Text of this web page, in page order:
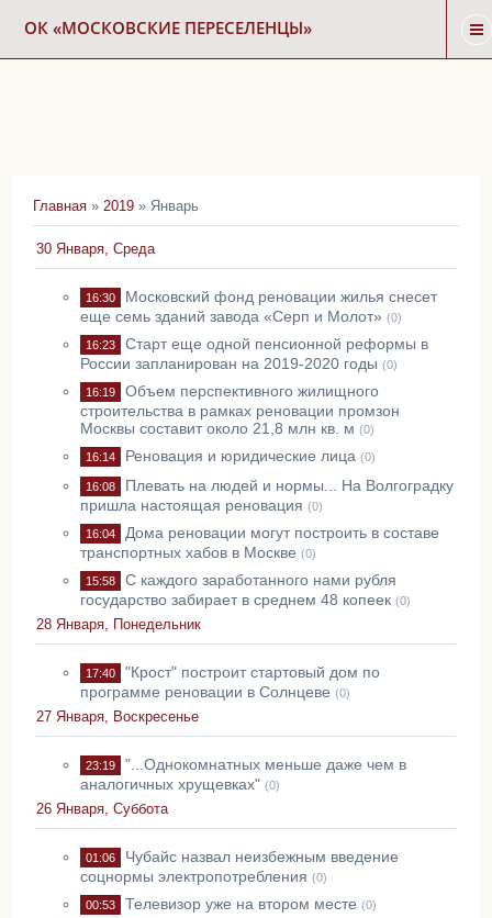
ОК «МОСКОВСКИЕ ПЕРЕСЕЛЕНЦЫ»
КАРТА СНОСА
ФОРУМ
КОНТАКТЫ
Главная » 2019 » Январь
30 Января, Среда
16:30
Московский фонд реновации жилья снесет
еще семь зданий завода «Серп и Молот» (0)
16:23
Старт еще одной пенсионной реформы в
России запланирован на 2019-2020 годы (0)
16:19
Объем перспективного жилищного
строительства в рамках реновации промзон
Москвы составит около 21,8 млн кв. м (0)
16:14 Реновация и юридические лица (0)
16:08
Плевать на людей и нормы... На Волгоградку
пришла настоящая реновация (0)
16:04
Дома реновации могут построить в составе
транспортных хабов в Москве (0)
15:58
С каждого заработанного нами рубля
государство забирает в среднем 48 копеек (0)
28 Января, Понедельник
17:40
"Крост" построит стартовый дом по
программе реновации в Солнцеве (0)
27 Января, Воскресенье
23:19
"...Однокомнатных меньше даже чем в
аналогичных хрущевках" (0)
26 Января, Суббота
01:06
Чубайс назвал неизбежным введение
соцнормы электропотребления (0)
00:53 Телевизор уже на втором месте (0)